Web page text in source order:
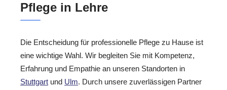
Pflege in Lehre
Die Entscheidung für professionelle Pflege zu Hause ist
eine wichtige Wahl. Wir begleiten Sie mit Kompetenz,
Erfahrung und Empathie an unseren Standorten in
Stuttgart und Ulm. Durch unsere zuverlässigen Partner